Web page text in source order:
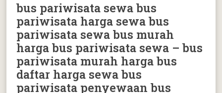
bus pariwisata sewa bus
pariwisata harga sewa bus
pariwisata sewa bus murah
harga bus pariwisata sewa – bus
pariwisata murah harga bus
daftar harga sewa bus
pariwisata penyewaan bus